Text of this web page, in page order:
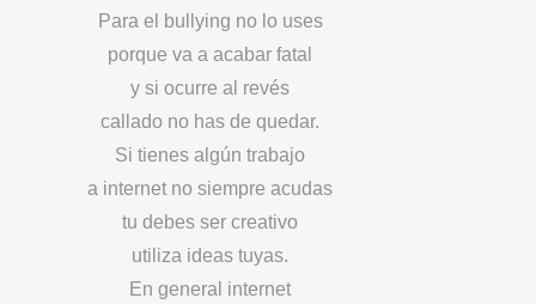
Para el bullying no lo uses
porque va a acabar fatal
y si ocurre al revés
callado no has de quedar.
Si tienes algún trabajo
a internet no siempre acudas
tu debes ser creativo
utiliza ideas tuyas.
En general internet